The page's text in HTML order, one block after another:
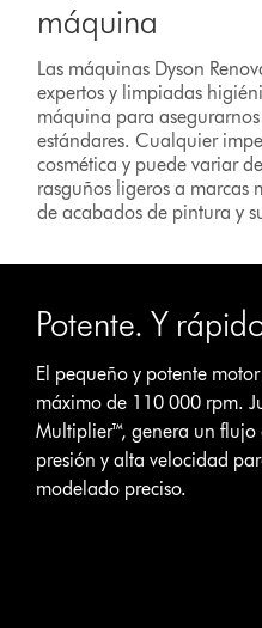
máquina
Las máquinas Dyson
expertos y limpiadas
máquina para
estándares. Cualquier
cosmética y puede variar
rasguños ligeros a marcas
de acabados de pintura y
Previous
Potente. Y
El pequeño y potente
máximo de 110 000 rpm.
Multiplier™, genera un
presión y alta velocidad
modelado preciso.